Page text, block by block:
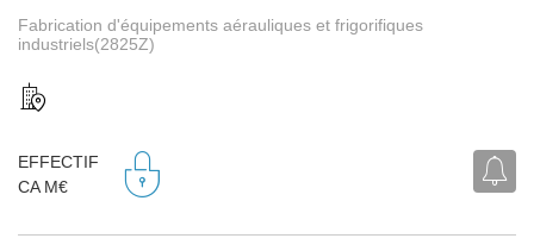
Fabrication d'équipements aérauliques et frigorifiques
industriels(2825Z)
EFFECTIF
CA M€